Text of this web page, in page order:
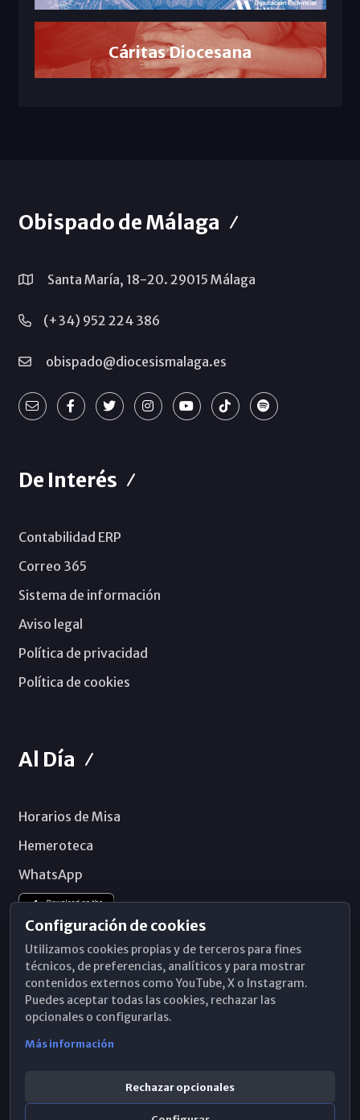
Cáritas Diocesana
Obispado de Málaga
Santa María, 18-20. 29015 Málaga
(+34) 952 224 386
obispado@diocesismalaga.es
De Interés
Contabilidad ERP
Correo 365
Sistema de información
Aviso legal
Política de privacidad
Política de cookies
Al Día
Horarios de Misa
Hemeroteca
WhatsApp
Configuración de cookies
Utilizamos cookies propias y de terceros para fines
técnicos, de preferencias, analíticos y para mostrar
contenidos externos como YouTube, X o Instagram.
Puedes aceptar todas las cookies, rechazar las
opcionales o configurarlas.
Más información
Rechazar opcionales